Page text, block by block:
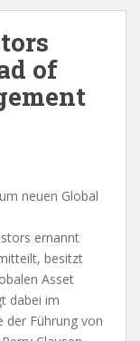
of
neuen Global
ernannt
besitzt
Asset
dabei im
der Führung von